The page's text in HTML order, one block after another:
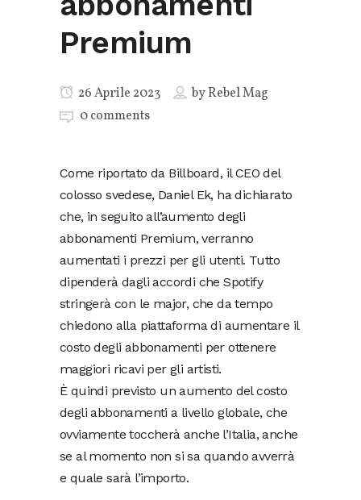
Premium
26 Aprile 2023 byRebel Mag
0 comments
Come riportato da Billboard, il CEO del
colosso svedese, Daniel Ek, ha dichiarato
che, in seguito all’aumento degli
abbonamenti Premium, verranno
aumentati i prezzi per gli utenti. Tutto
dipenderà dagli accordi che Spotify
stringerà con le major, che da tempo
chiedono alla piattaforma di aumentare il
costo degli abbonamenti per ottenere
maggiori ricavi per gli artisti.
È quindi previsto un aumento del costo
degli abbonamenti a livello globale, che
ovviamente toccherà anche l’Italia, anche
se al momento non si sa quando avverrà
e quale sarà l’importo.